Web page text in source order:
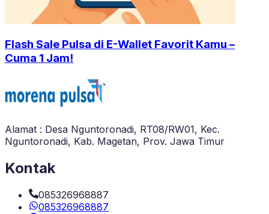
Flash Sale Pulsa di E-Wallet Favorit Kamu –
Cuma 1 Jam!
Alamat : Desa Nguntoronadi, RT08/RW01, Kec.
Nguntoronadi, Kab. Magetan, Prov. Jawa Timur
Kontak
085326968887
085326968887